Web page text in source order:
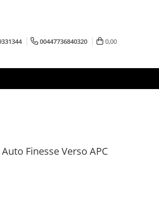
00447736840320 0,00
Finesse Verso APC